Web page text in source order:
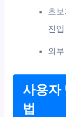
초
진입
외
사용자
법